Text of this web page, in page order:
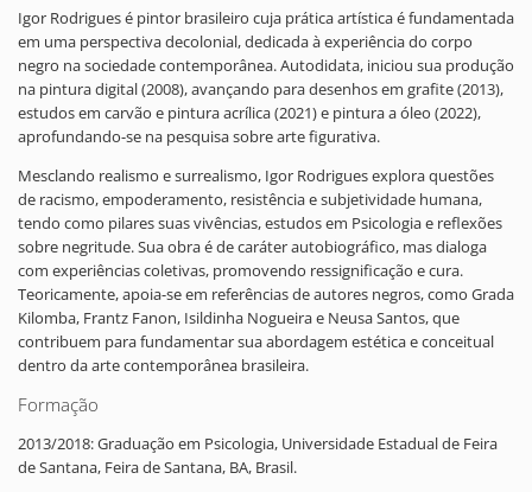
Igor Rodrigues é pintor brasileiro cuja prática artística é fundamentada
em uma perspectiva decolonial, dedicada à experiência do corpo
negro na sociedade contemporânea. Autodidata, iniciou sua produção
na pintura digital (2008), avançando para desenhos em grafite (2013),
estudos em carvão e pintura acrílica (2021) e pintura a óleo (2022),
aprofundando-se na pesquisa sobre arte figurativa.
Mesclando realismo e surrealismo, Igor Rodrigues explora questões
de racismo, empoderamento, resistência e subjetividade humana,
tendo como pilares suas vivências, estudos em Psicologia e reflexões
sobre negritude. Sua obra é de caráter autobiográfico, mas dialoga
com experiências coletivas, promovendo ressignificação e cura.
Teoricamente, apoia-se em referências de autores negros, como Grada
Kilomba, Frantz Fanon, Isildinha Nogueira e Neusa Santos, que
contribuem para fundamentar sua abordagem estética e conceitual
dentro da arte contemporânea brasileira.
Formação
2013/2018: Graduação em Psicologia, Universidade Estadual de Feira
de Santana, Feira de Santana, BA, Brasil.